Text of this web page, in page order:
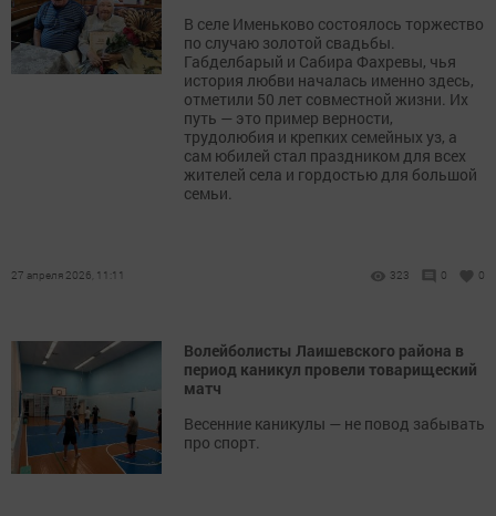
В селе Именьково состоялось торжество
по случаю золотой свадьбы.
Габделбарый и Сабира Фахревы, чья
история любви началась именно здесь,
отметили 50 лет совместной жизни. Их
путь — это пример верности,
трудолюбия и крепких семейных уз, а
сам юбилей стал праздником для всех
жителей села и гордостью для большой
семьи.
27 апреля 2026, 11:11 323 0 0
Волейболисты Лаишевского района в
период каникул провели товарищеский
матч
Весенние каникулы — не повод забывать
про спорт.